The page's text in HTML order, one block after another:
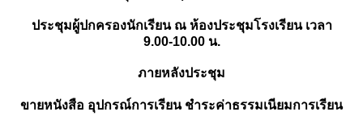
ประชุมผู้ปกครองนักเรียน ณ ห้องประชุมโรงเรียน เวลา
9.00-10.00 น.
ภายหลังประชุม
ขายหนังสือ อุปกรณ์การเรียน ชำระค่าธรรมเนียมการเรียน